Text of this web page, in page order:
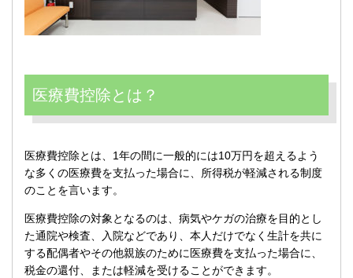
医療費控除とは？
医療費控除とは、1年の間に一般的には10万円を超えるよう
な多くの医療費を支払った場合に、所得税が軽減される制度
のことを言います。
医療費控除の対象となるのは、病気やケガの治療を目的とし
た通院や検査、入院などであり、本人だけでなく生計を共に
する配偶者やその他親族のために医療費を支払った場合に、
税金の還付、または軽減を受けることができます。